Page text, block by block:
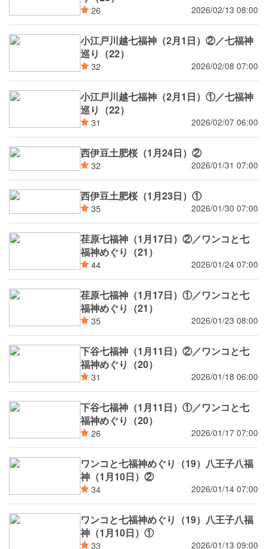
26 2026/02/13 08:00
小江戸川越七福神（2月1日）②／七福神
巡り（22）
32 2026/02/08 07:00
小江戸川越七福神（2月1日）①／七福神
巡り（22）
31 2026/02/07 06:00
西伊豆土肥桜（1月24日）②
32 2026/01/31 07:00
西伊豆土肥桜（1月23日）①
35 2026/01/30 07:00
荏原七福神（1月17日）②／ワンコと七
福神めぐり（21）
44 2026/01/24 07:00
荏原七福神（1月17日）①／ワンコと七
福神めぐり（21）
35 2026/01/23 08:00
下谷七福神（1月11日）②／ワンコと七
福神めぐり（20）
31 2026/01/18 06:00
下谷七福神（1月11日）①／ワンコと七
福神めぐり（20）
26 2026/01/17 07:00
ワンコと七福神めぐり（19）八王子八福
神（1月10日）②
34 2026/01/14 07:00
ワンコと七福神めぐり（19）八王子八福
神（1月10日）①
33 2026/01/13 09:00